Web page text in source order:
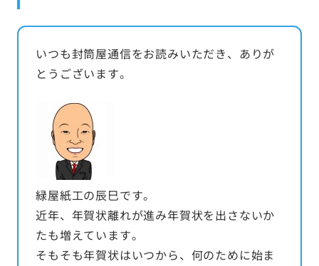
いつも封筒屋通信をお読みいただき、ありが
とうございます。
緑屋紙工の辰巳です。
近年、年賀状離れが進み年賀状を出さないか
たも増えています。
そもそも年賀状はいつから、何のために始ま